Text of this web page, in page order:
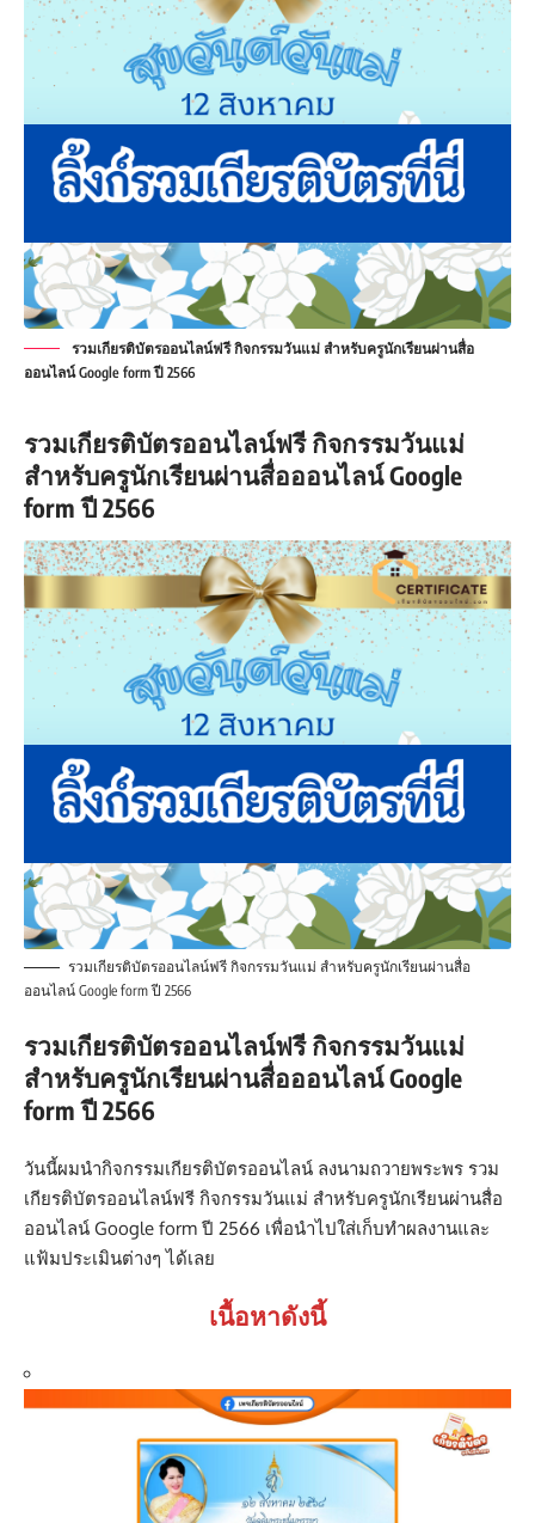
รวมเกียรติบัตรออนไลน์ฟรี กิจกรรมวันแม่ สำหรับครูนักเรียนผ่านสื่อ
ออนไลน์ Google form ปี 2566
รวมเกียรติบัตรออนไลน์ฟรี กิจกรรมวันแม่
สำหรับครูนักเรียนผ่านสื่อออนไลน์ Google
form ปี 2566
รวมเกียรติบัตรออนไลน์ฟรี กิจกรรมวันแม่ สำหรับครูนักเรียนผ่านสื่อ
ออนไลน์ Google form ปี 2566
รวมเกียรติบัตรออนไลน์ฟรี กิจกรรมวันแม่
สำหรับครูนักเรียนผ่านสื่อออนไลน์ Google
form ปี 2566
วันนี้ผมนำกิจกรรมเกียรติบัตรออนไลน์ ลงนามถวายพระพร รวม
เกียรติบัตรออนไลน์ฟรี กิจกรรมวันแม่ สำหรับครูนักเรียนผ่านสื่อ
ออนไลน์ Google form ปี 2566 เพื่อนำไปใส่เก็บทำผลงานและ
แฟ้มประเมินต่างๆ ได้เลย
เนื้อหาดังนี้